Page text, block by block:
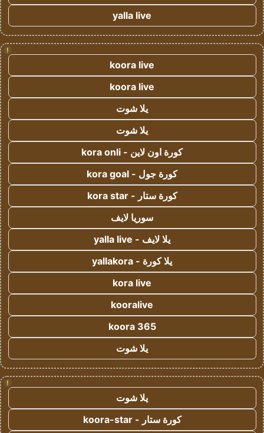
yalla live
!
koora live
koora live
يلا شوت
يلا شوت
كورة اون لاين - kora onli
كورة جول - kora goal
كورة ستار - kora star
سوريا لايف
يلا لايف - yalla live
يلا كورة - yallakora
kora live
kooralive
koora 365
يلا شوت
!
يلا شوت
كورة ستار - koora-star